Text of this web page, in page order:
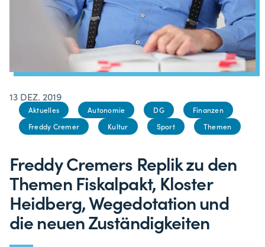
13 DEZ. 2019
Aktuelles Autonomie DG
Finanzen
Freddy Cremer
Kultur Sport Themen
Freddy Cremers Replik zu den
Themen Fiskalpakt, Kloster
Heidberg, Wegedotation und
die neuen Zuständigkeiten